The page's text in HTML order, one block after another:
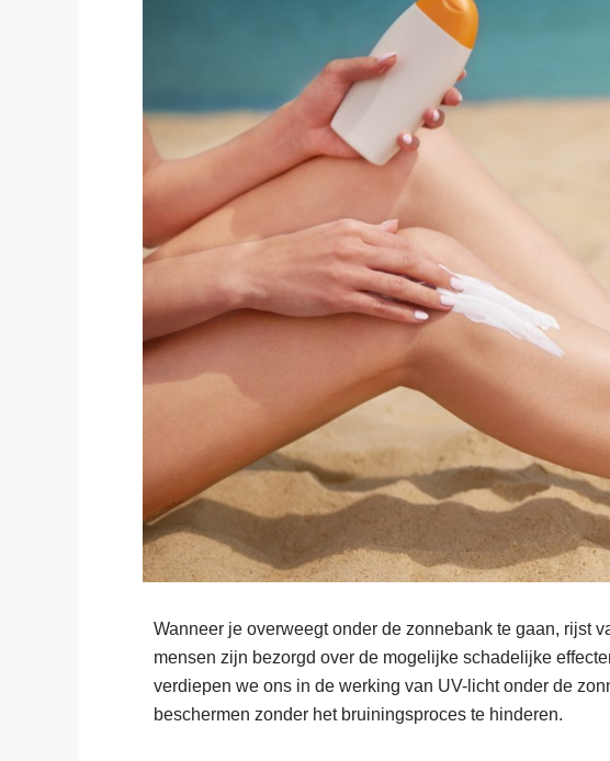
Wanneer je overweegt onder de zonnebank te gaan, rijst
mensen zijn bezorgd over de mogelijke schadelijke
verdiepen we ons in de werking van UV-licht onder de
beschermen zonder het bruiningsproces te hinderen.